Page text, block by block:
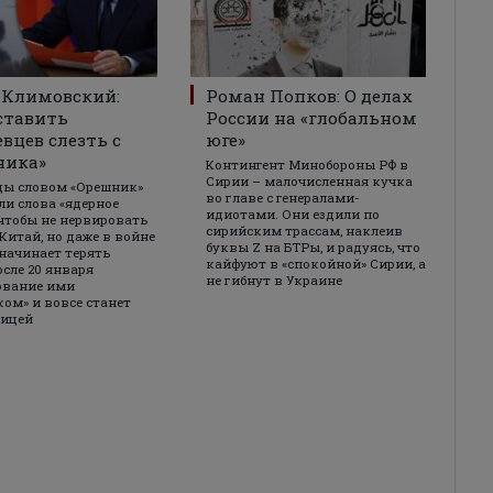
Климовский:
слезть с
словом «Орешник»
слова «ядерное
не нервировать
но даже в войне
терять
20 января
ими
и вовсе станет
Роман Попков: О делах
России на «глобальном
юге»
Контингент Минобороны РФ в
Сирии – малочисленная кучка
во главе с генералами-
идиотами. Они ездили по
сирийским трассам, наклеив
буквы Z на БТРы, и радуясь, что
кайфуют в «спокойной» Сирии, а
не гибнут в Украине